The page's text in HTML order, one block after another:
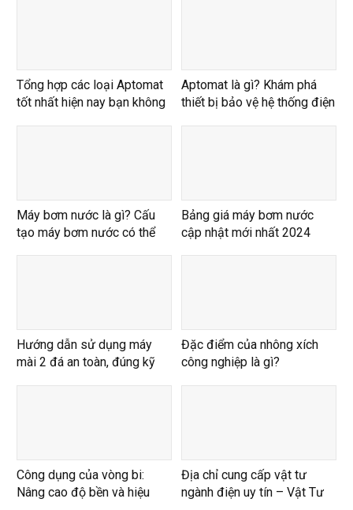
Tổng hợp các loại Aptomat
tốt nhất hiện nay bạn không
Aptomat là gì? Khám phá
thiết bị bảo vệ hệ thống điện
Máy bơm nước là gì? Cấu
tạo máy bơm nước có thể
Bảng giá máy bơm nước
cập nhật mới nhất 2024
Hướng dẫn sử dụng máy
mài 2 đá an toàn, đúng kỹ
Đặc điểm của nhông xích
công nghiệp là gì?
Công dụng của vòng bi:
Nâng cao độ bền và hiệu
Địa chỉ cung cấp vật tư
ngành điện uy tín – Vật Tư